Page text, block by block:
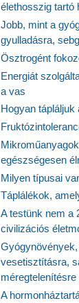
élethosszig tartó
Jobb, mint a
gyulladásra,
Ösztrogént
Energiát
a vas
Hogyan
egészségesen
Milyen típusai
Táplálékok,
A testünk nem a
civilizációs
vesetisztításra,
méregtelenítésre
A